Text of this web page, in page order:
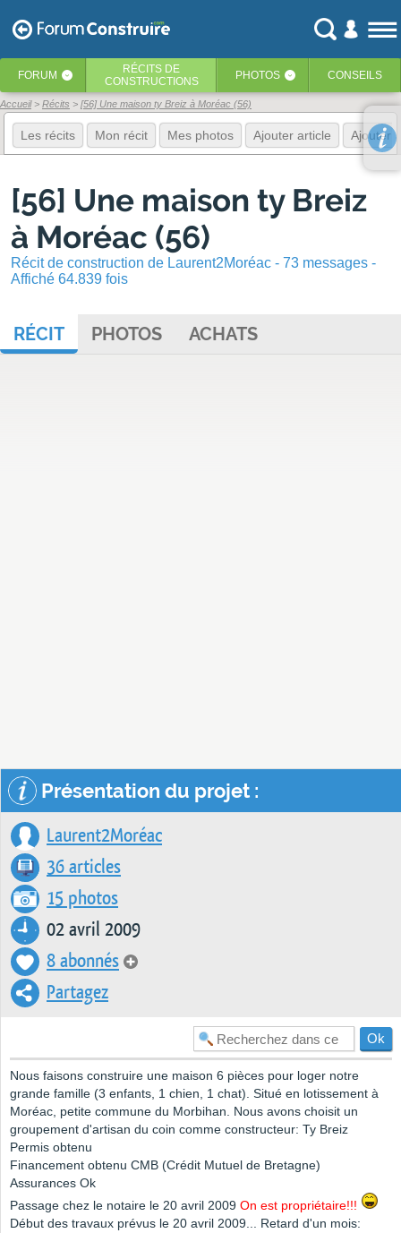
FORUM ‹ RÉCITS DE
CONSTRUCTIONS
PHOTOS ‹ CONSEILS
Accueil Récits [56] Une maison ty Breiz à Moréac (56)
Les récits Mon récit Mes photos Ajouter article Ajouter
[56] Une maison ty Breiz
à Moréac (56)
Récit de construction de Laurent2Moréac - 73 messages -
Affiché 64.839 fois
RÉCIT PHOTOS ACHATS
Présentation du projet :
Laurent2Moréac
36 articles
15 photos
02 avril 2009
8 abonnés
Partagez
Nous faisons construire une maison 6 pièces pour loger notre
grande famille (3 enfants, 1 chien, 1 chat). Situé en lotissement à
Moréac, petite commune du Morbihan. Nous avons choisit un
groupement d'artisan du coin comme constructeur: Ty Breiz
Permis obtenu
Financement obtenu CMB (Crédit Mutuel de Bretagne)
Assurances Ok
Passage chez le notaire le 20 avril 2009 On est propriétaire!!!
Début des travaux prévus le 20 avril 2009... Retard d'un mois: